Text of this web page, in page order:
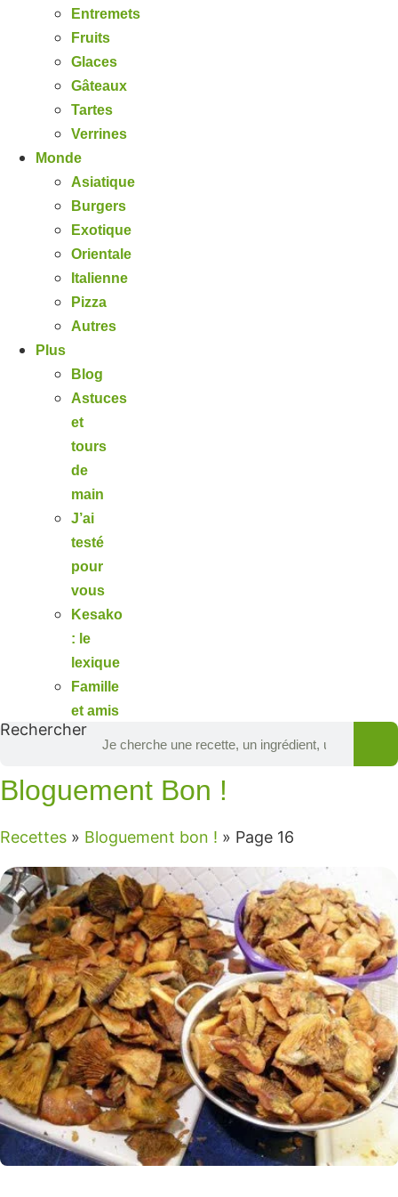
Entremets
Fruits
Glaces
Gâteaux
Tartes
Verrines
Monde
Asiatique
Burgers
Exotique
Orientale
Italienne
Pizza
Autres
Plus
Blog
Astuces
et
tours
de
main
J’ai
testé
pour
vous
Kesako
: le
lexique
Famille
et amis
Rechercher
Bloguement Bon !
Recettes » Bloguement bon ! » Page 16